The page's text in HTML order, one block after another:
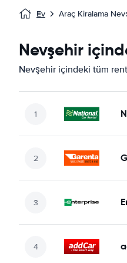
Ev Araç Kiralama
Nevşehir
Nevşehir içindeki tüm